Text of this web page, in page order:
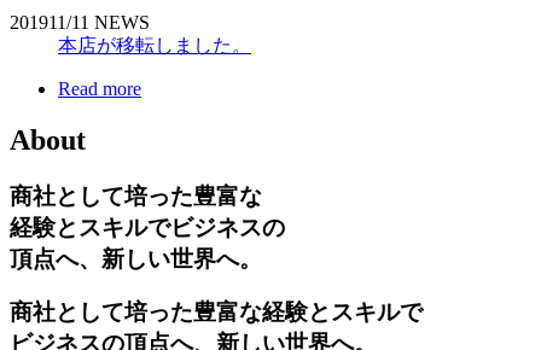
201911/11 NEWS
本店が移転しました。
Read more
About
商社として培った豊富な
経験とスキルでビジネスの
頂点へ、新しい世界へ。
商社として培った豊富な経験とスキルで
ビジネスの頂点へ、新しい世界へ。